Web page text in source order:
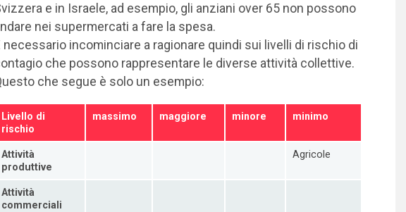
e in Israele, ad esempio, gli anziani over 65 non possono
nei supermercati a fare la spesa.
necessario incominciare a ragionare quindi sui livelli di rischio di
che possono rappresentare le diverse attività collettive.
che segue è solo un esempio:
Livello di
rischio
massimo maggiore minore minimo
Attività
produttive
Agricole
Attività
commerciali